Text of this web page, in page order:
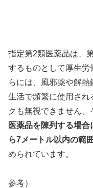
指定第2類医薬品は、
するものとして厚生
らには、風邪薬や解
生活で頻繁に使用され
クも無視できません
医薬品を陳列する場
ら7メートル以内の範
められています。
参考）